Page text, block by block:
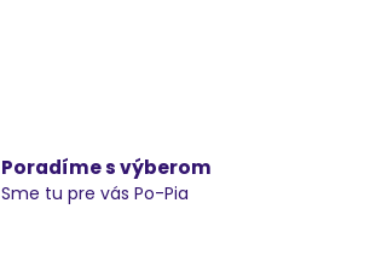
Poradíme s výberom
Sme tu pre vás Po-Pia